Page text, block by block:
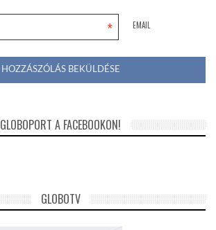
EMAIL
*
GLOBOPORT A FACEBOOKON!
GLOBOTV